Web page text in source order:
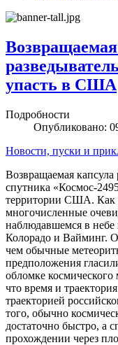
Возвращаемая
упасть в США
Подробности
Опубликовано:
Новости, пуски и
Возвращаемая капсула
спутника «Космос-
территории США. Как
многочисленные
наблюдавшемся в небе
Колорадо и Вайминг.
чем обычные
предположения
обломке
что время и
траекторией
того, обычно
достаточно быстро, а
прохождении через